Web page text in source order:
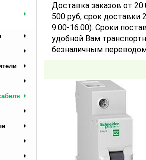
Доставка заказов от
500 руб, срок доставки
9.00-16.00). Сроки
удобной Вам
безналичным